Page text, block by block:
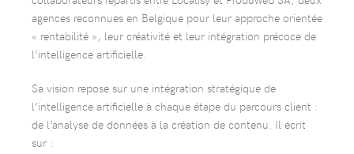
agences reconnues en Belgique pour leur approche orientée
« rentabilité », leur créativité et leur intégration précoce de
l’intelligence artificielle.
Sa vision repose sur une intégration stratégique de
l’intelligence artificielle à chaque étape du parcours client :
de l’analyse de données à la création de contenu. Il écrit
sur :